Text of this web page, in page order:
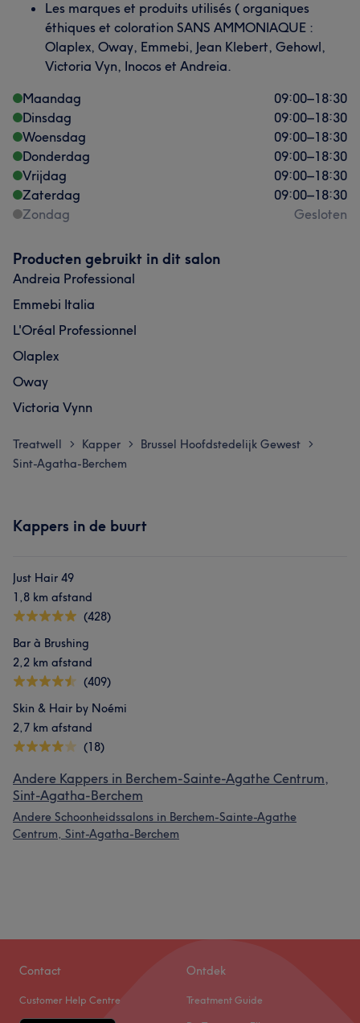
Les marques et produits utilisés ( organiques
éthiques et coloration SANS AMMONIAQUE :
Olaplex, Oway, Emmebi, Jean Klebert, Gehowl,
Victoria Vyn, Inocos et Andreia.
Maandag
09:00–18:30
Dinsdag
09:00–18:30
Woensdag
09:00–18:30
Donderdag
09:00–18:30
Vrijdag
09:00–18:30
Zaterdag
09:00–18:30
Zondag
Gesloten
Producten gebruikt in dit salon
Andreia Professional
Emmebi Italia
L'Oréal Professionnel
Olaplex
Oway
Victoria Vynn
Treatwell > Kapper > Brussel Hoofdstedelijk Gewest >
Sint-Agatha-Berchem
Kappers in de buurt
Just Hair 49
1,8 km afstand
(428)
Bar à Brushing
2,2 km afstand
(409)
Skin & Hair by Noémi
2,7 km afstand
(18)
Andere Kappers in Berchem-Sainte-Agathe Centrum,
Sint-Agatha-Berchem
Andere Schoonheidssalons in Berchem-Sainte-Agathe
Centrum, Sint-Agatha-Berchem
Contact
Customer Help Centre
Ontdek
Treatment Guide